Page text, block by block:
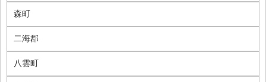
森町
二海郡
八雲町